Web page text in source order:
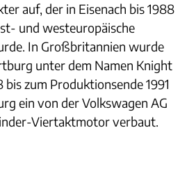
auf, der in Eisenach bis 1988
und westeuropäische
In Großbritannien wurde
unter dem Namen Knight
zum Produktionsende 1991
ein von der Volkswagen AG
Viertaktmotor verbaut.